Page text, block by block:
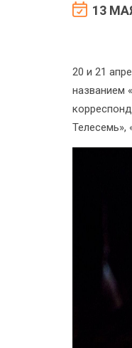
13
20 и 21
названием
Телесемь»,